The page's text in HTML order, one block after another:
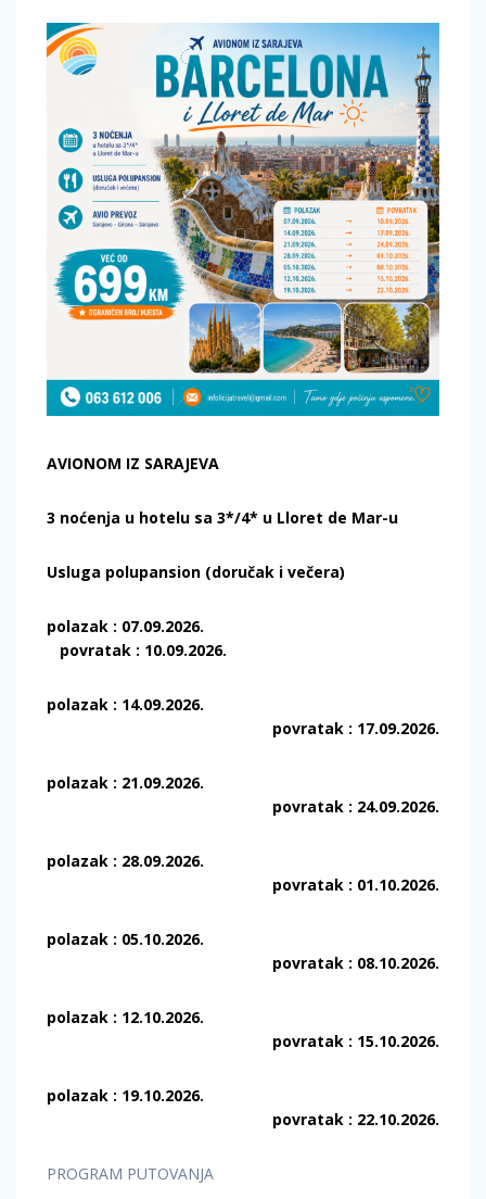
AVIONOM IZ SARAJEVA
3 noćenja u hotelu sa 3*/4* u Lloret de Mar-u
Usluga polupansion (doručak i večera)
polazak : 07.09.2026.
povratak : 10.09.2026.
polazak : 14.09.2026.
povratak : 17.09.2026.
polazak : 21.09.2026.
povratak : 24.09.2026.
polazak : 28.09.2026.
povratak : 01.10.2026.
polazak : 05.10.2026.
povratak : 08.10.2026.
polazak : 12.10.2026.
povratak : 15.10.2026.
polazak : 19.10.2026.
povratak : 22.10.2026.
PROGRAM PUTOVANJA